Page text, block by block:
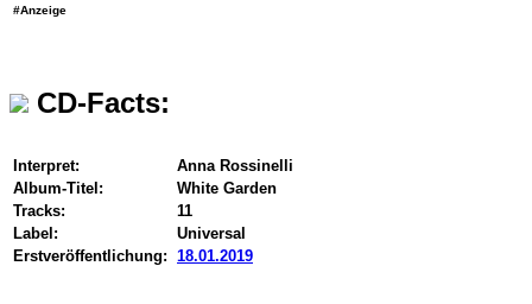
#Anzeige
CD-Facts:
Interpret:
Anna Rossinelli
Album-Titel:
White Garden
Tracks:
11
Label:
Universal
Erstveröffentlichung: 18.01.2019